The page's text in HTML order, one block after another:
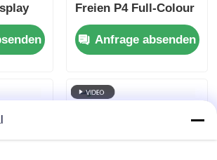
Freien P4 Full-Colour
HD Flughafen
Nutzung mobiler
Anfrage absenden